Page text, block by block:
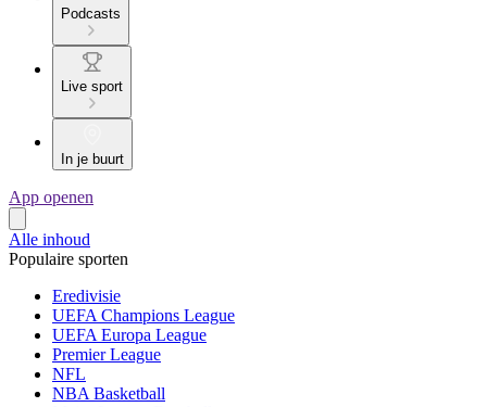
Podcasts
Live sport
In je buurt
App openen
Alle inhoud
Populaire sporten
Eredivisie
UEFA Champions League
UEFA Europa League
Premier League
NFL
NBA Basketball